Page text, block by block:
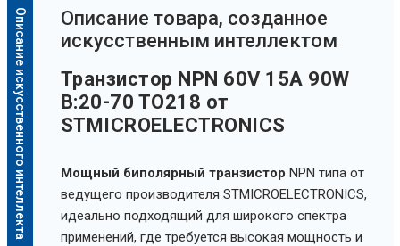
Описание искусственного интеллекта
Oписание товара, созданное
искусственным интеллектом
Транзистор NPN 60V 15A 90W
B:20-70 TO218 от
STMICROELECTRONICS
Мощный биполярный транзистор NPN типа от
ведущего производителя STMICROELECTRONICS,
идеально подходящий для широкого спектра
применений, где требуется высокая мощность и